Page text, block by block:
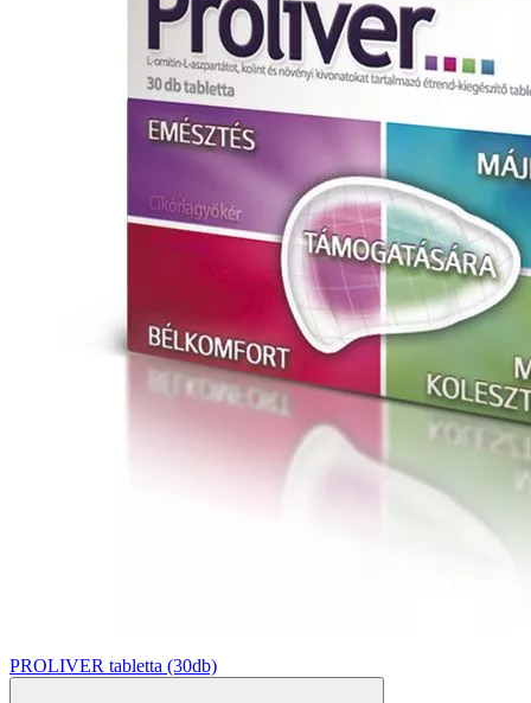
PROLIVER tabletta (30db)